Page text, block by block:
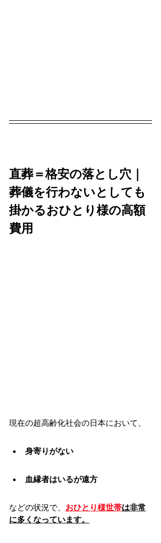
直葬＝格安の落とし穴｜
葬儀を行わないとしても
掛かるおひとり様の高額
費用
現在の超高齢化社会の日本において、
身寄りがない
血縁者はいるが遠方
などの状況で、 おひとり様世帯は非常
に多くなっています。